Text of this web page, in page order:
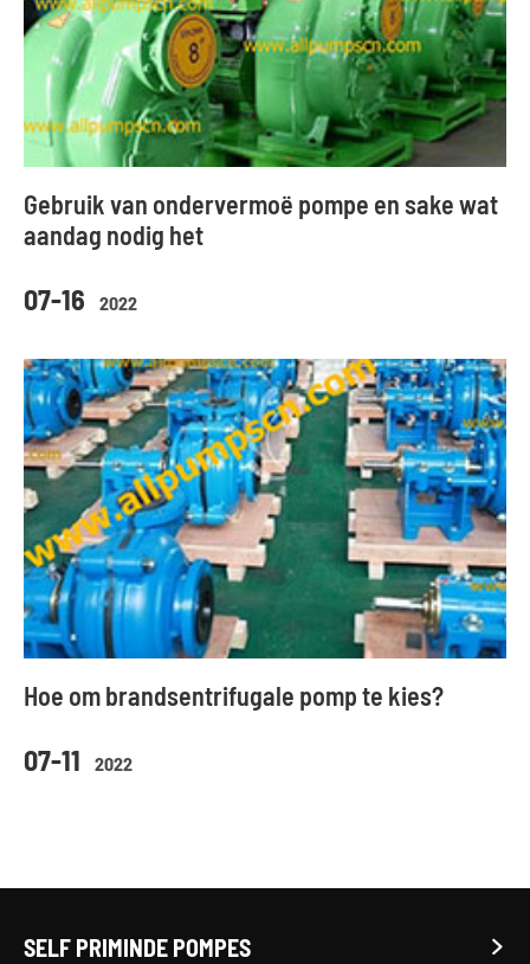
07-16 2022
Gebruik van ondervermoë pompe en sake wat
aandag nodig het
07-11 2022
Hoe om brandsentrifugale pomp te kies?
SELF PRIMINDE POMPES 